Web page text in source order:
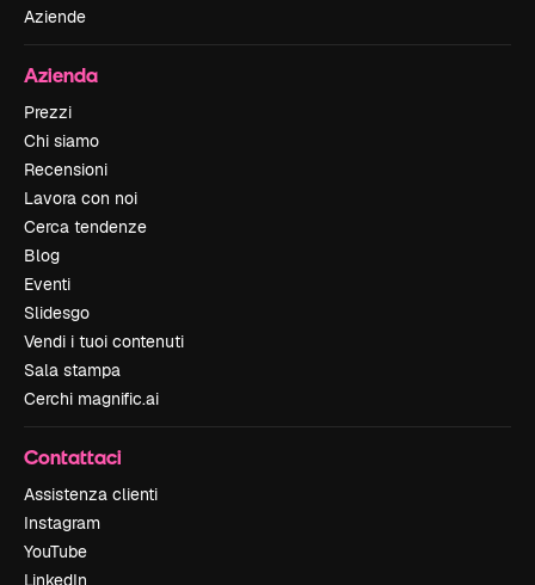
Aziende
Azienda
Prezzi
Chi siamo
Recensioni
Lavora con noi
Cerca tendenze
Blog
Eventi
Slidesgo
Vendi i tuoi contenuti
Sala stampa
Cerchi magnific.ai
Contattaci
Assistenza clienti
Instagram
YouTube
LinkedIn